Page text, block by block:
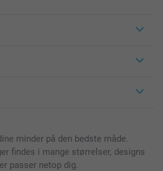
minder på den bedste måde.
findes i mange størrelser, designs
passer netop dig.